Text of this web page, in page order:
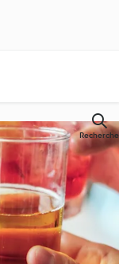
Recherche